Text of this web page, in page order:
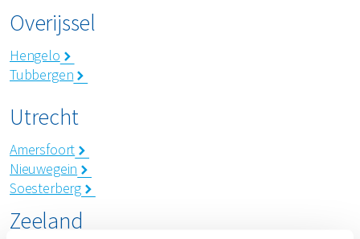
Overijssel
Hengelo
Tubbergen
Utrecht
Amersfoort
Nieuwegein
Soesterberg
Zeeland